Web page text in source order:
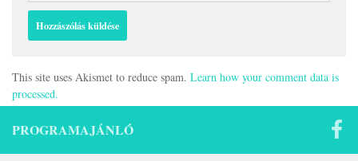
This site uses Akismet to reduce spam. Learn how your comment data is
processed.
PROGRAMAJÁNLÓ